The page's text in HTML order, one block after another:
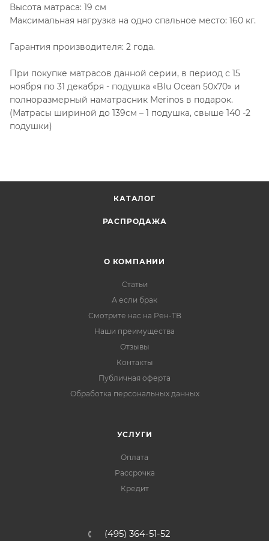
Высота матраса: 19 см
Максимальная нагрузка на одно спальное место: 160 кг.
Гарантия производителя: 2 года.
При покупке матрасов данной серии, в период с 15
ноября по 31 декабря - подушка «Blu Ocean 50x70» и
полноразмерный наматрасник Merinos в подарок.
(Матрасы шириной до 139см – 1 подушка, свыше 140 -2
подушки)
КАТАЛОГ
РАСПРОДАЖА
О КОМПАНИИ
Статьи
А если брак
Смотрите нас на Рен-ТВ
Наши преимущества
Отзывы
Контакты
Публичная оферта
Обработка персональных данных
УСЛУГИ
Оплата
Рассрочка
Кредит
(495) 364-51-52